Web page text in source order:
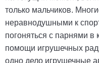
только мальчиков.
неравнодушными к
погоняться с парнями
помощи игрушечных
одно дело игрушечные